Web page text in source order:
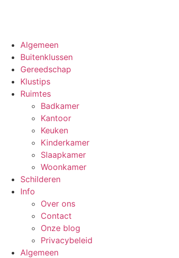
inhoudAlgemeen
Buitenklussen
Gereedschap
Klustips
Ruimtes
Badkamer
Kantoor
Keuken
Kinderkamer
Slaapkamer
Woonkamer
Schilderen
Info
Over ons
Contact
Onze blog
Privacybeleid
Algemeen